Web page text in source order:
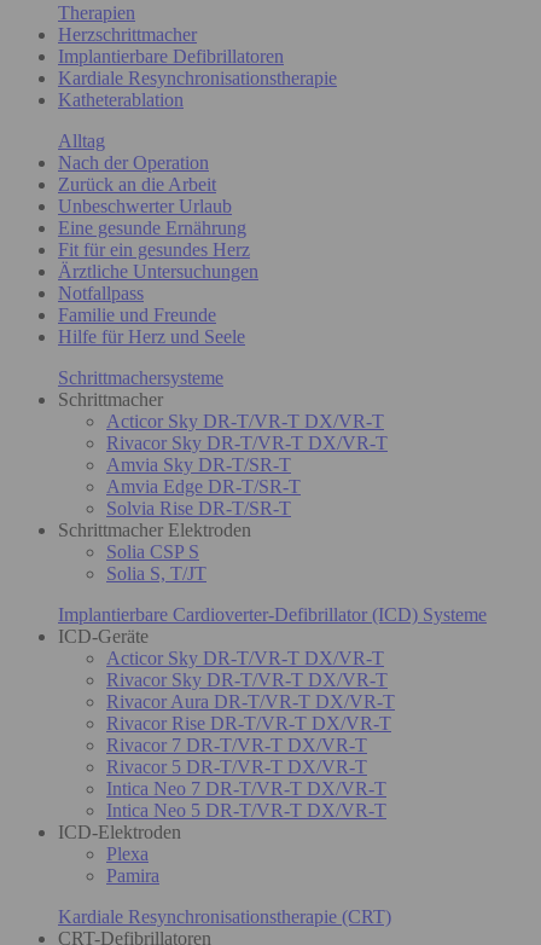
Therapien
Herzschrittmacher
Implantierbare Defibrillatoren
Kardiale Resynchronisationstherapie
Katheterablation
Alltag
Nach der Operation
Zurück an die Arbeit
Unbeschwerter Urlaub
Eine gesunde Ernährung
Fit für ein gesundes Herz
Ärztliche Untersuchungen
Notfallpass
Familie und Freunde
Hilfe für Herz und Seele
Schrittmachersysteme
Schrittmacher
Acticor Sky DR-T/VR-T DX/VR-T
Rivacor Sky DR-T/VR-T DX/VR-T
Amvia Sky DR-T/SR-T
Amvia Edge DR-T/SR-T
Solvia Rise DR-T/SR-T
Schrittmacher Elektroden
Solia CSP S
Solia S, T/JT
Implantierbare Cardioverter-Defibrillator (ICD) Systeme
ICD-Geräte
Acticor Sky DR-T/VR-T DX/VR-T
Rivacor Sky DR-T/VR-T DX/VR-T
Rivacor Aura DR-T/VR-T DX/VR-T
Rivacor Rise DR-T/VR-T DX/VR-T
Rivacor 7 DR-T/VR-T DX/VR-T
Rivacor 5 DR-T/VR-T DX/VR-T
Intica Neo 7 DR-T/VR-T DX/VR-T
Intica Neo 5 DR-T/VR-T DX/VR-T
ICD-Elektroden
Plexa
Pamira
Kardiale Resynchronisationstherapie (CRT)
CRT-Defibrillatoren